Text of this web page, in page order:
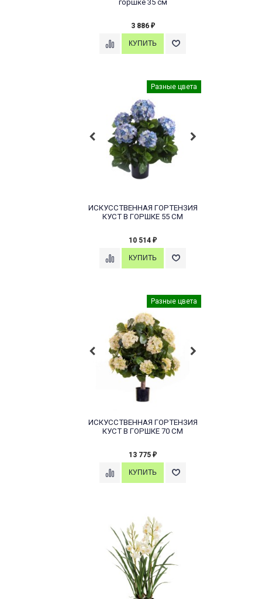
горшке 35 см
3 886 ₽
Разные цвета
ИСКУССТВЕННАЯ ГОРТЕНЗИЯ
КУСТ В ГОРШКЕ 55 СМ
10 514 ₽
Разные цвета
ИСКУССТВЕННАЯ ГОРТЕНЗИЯ
КУСТ В ГОРШКЕ 70 СМ
13 775 ₽